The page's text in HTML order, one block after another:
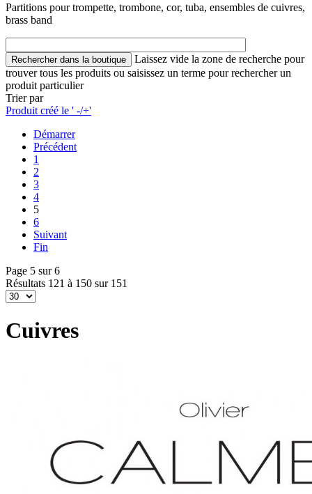
Partitions pour trompette, trombone, cor, tuba, ensembles de cuivres,
brass band
Laissez vide la zone de recherche pour
trouver tous les produits ou saisissez un terme pour rechercher un
produit particulier
Trier par
Produit créé le ' -/+'
Démarrer
Précédent
1
2
3
4
5
6
Suivant
Fin
Page 5 sur 6
Résultats 121 à 150 sur 151
Cuivres